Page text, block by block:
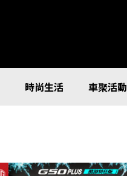
時尚生活 車聚活動